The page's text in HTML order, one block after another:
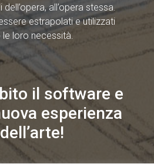
all’opera stessa.
estrapolati e utilizzati
loro necessità.
il software e
esperienza